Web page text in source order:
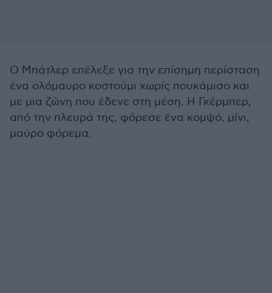
Ο Μπάτλερ επέλεξε για την επίσημη περίσταση
ένα ολόμαυρο κοστούμι χωρίς πουκάμισο και
με μια ζώνη που έδενε στη μέση. Η Γκέρμπερ,
από την πλευρά της, φόρεσε ένα κομψό, μίνι,
μαύρο φόρεμα.